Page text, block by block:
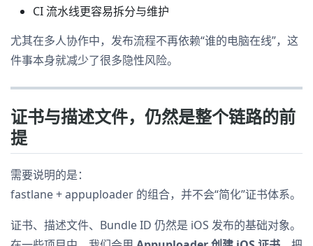
CI 流水线更容易拆分与维护
尤其在多人协作中，发布流程不再依赖“谁的电脑在线”，这
件事本身就减少了很多隐性风险。
证书与描述文件，仍然是整个链路的前
提
需要说明的是：
fastlane + appuploader 的组合，并不会“简化”证书体系。
证书、描述文件、Bundle ID 仍然是 iOS 发布的基础对象。